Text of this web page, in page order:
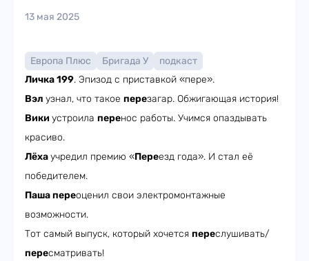
13 мая 2025
Европа Плюс Бригада У
подкаст
Личка 199. Эпизод с приставкой «пере».
Вэл узнал, что такое перезагар. Обжигающая история!
Вики устроила перенос работы. Учимся опаздывать
красиво.
Лёхаучредил премию «Переезд года». И стал её
победителем.
Паша переоценил свои электромонтажные
возможности.
Тот самый выпуск, который хочется переслушивать/
пересматривать!